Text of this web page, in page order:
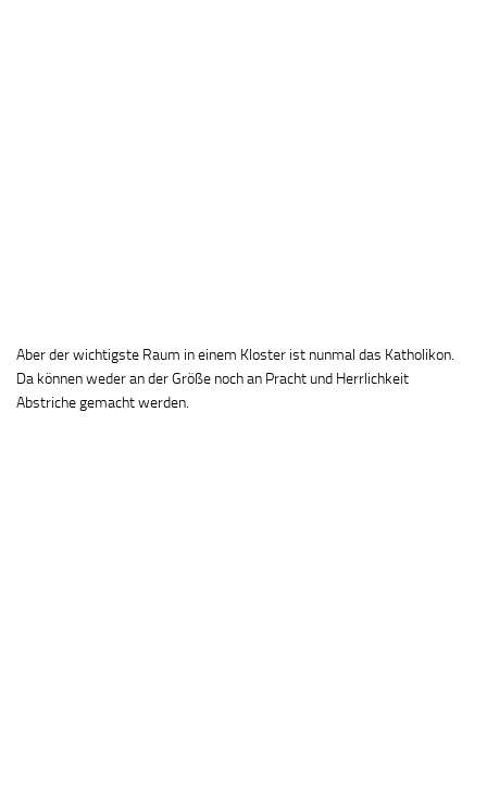
Aber der wichtigste Raum in einem Kloster ist nunmal das Katholikon.
Da können weder an der Größe noch an Pracht und Herrlichkeit
Abstriche gemacht werden.